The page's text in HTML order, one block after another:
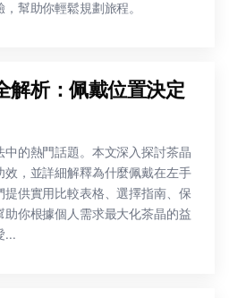
幫助你輕鬆規劃旅程。
解析：佩戴位置決定
的熱門話題。本文深入探討茶晶
效，並詳細解釋為什麼佩戴在左手
供實用比較表格、選擇指南、保
你根據個人需求最大化茶晶的益
...